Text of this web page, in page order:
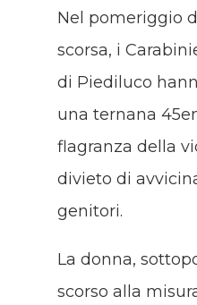
Nel pomeriggio
scorsa, i
di Piediluco
una ternana
flagranza della
divieto di
genitori.
La donna,
scorso alla